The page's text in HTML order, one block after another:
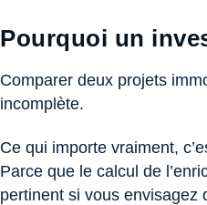
Pourquoi un
Comparer deux projets
incomplète.
Ce qui importe vraiment,
Parce que le calcul de
pertinent si vous envisagez